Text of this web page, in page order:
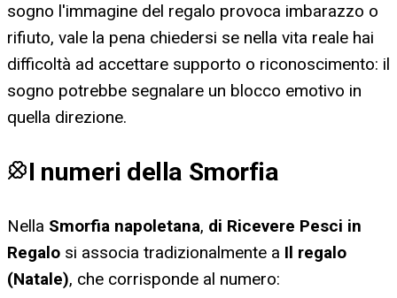
sogno l'immagine del regalo provoca imbarazzo o
rifiuto, vale la pena chiedersi se nella vita reale hai
difficoltà ad accettare supporto o riconoscimento: il
sogno potrebbe segnalare un blocco emotivo in
quella direzione.
I numeri della Smorfia
Nella Smorfia napoletana, di Ricevere Pesci in
Regalo si associa tradizionalmente a Il regalo
(Natale), che corrisponde al numero: